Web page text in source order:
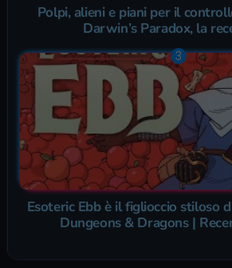
Polpi, alieni e piani per il
Darwin’s Paradox, la
Esoteric Ebb è il figlioccio stiloso
Dungeons & Dragons |